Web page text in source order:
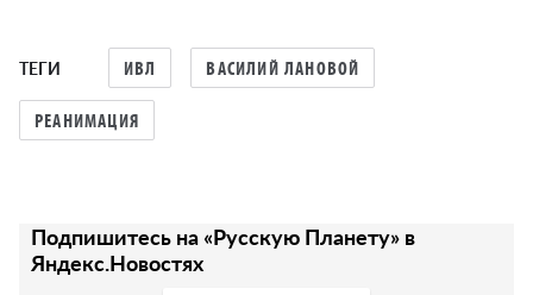
ТЕГИ ИВЛ ВАСИЛИЙ ЛАНОВОЙ
РЕАНИМАЦИЯ
Подпишитесь на «Русскую Планету» в
Яндекс.Новостях